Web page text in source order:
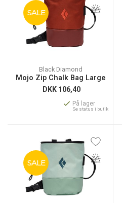
SALE
Black Diamond
Mojo Zip Chalk Bag Large
DKK 106,40
På lager
Se status i butik
SALE